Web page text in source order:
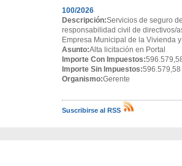
100/2026
Descripción:Servicios de seguro
responsabilidad civil de directivos/
Empresa Municipal de la Vivienda
Asunto:Alta licitación en Portal
Importe Con Impuestos:
Importe Sin Impuestos:596.579,58
Organismo:Gerente
Suscribirse al RSS